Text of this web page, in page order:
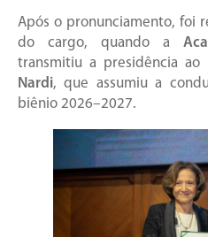
Após o pronunciamento, foi
do cargo, quando a
transmitiu a presidência ao
Nardi, que assumiu a
biênio 2026–2027.